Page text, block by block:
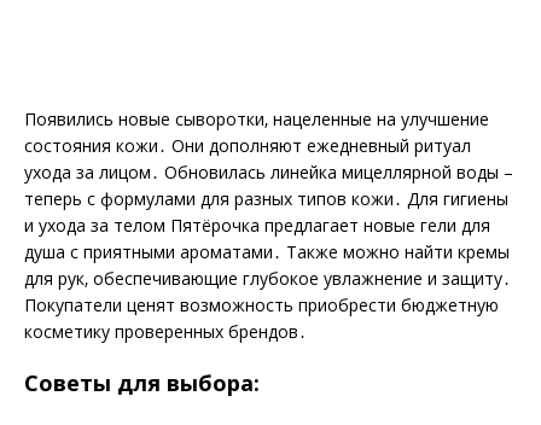
Появились новые сыворотки‚ нацеленные на улучшение
состояния кожи․ Они дополняют ежедневный ритуал
ухода за лицом․ Обновилась линейка мицеллярной воды –
теперь с формулами для разных типов кожи․ Для гигиены
и ухода за телом Пятёрочка предлагает новые гели для
душа с приятными ароматами․ Также можно найти кремы
для рук‚ обеспечивающие глубокое увлажнение и защиту․
Покупатели ценят возможность приобрести бюджетную
косметику проверенных брендов․
Советы для выбора: